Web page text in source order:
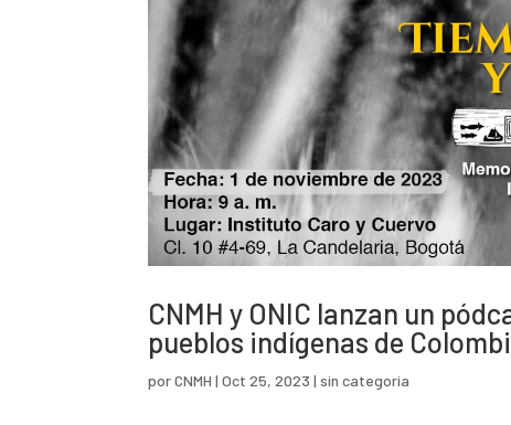
CNMH y ONIC lanzan un
pueblos indígenas de
porCNMH |Oct 25, 2023 |sin categoria